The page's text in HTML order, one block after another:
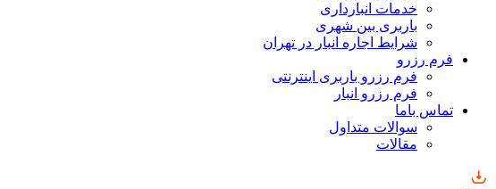
خدمات انبارداری
باربری بین شهری
شرایط اجاره انبار در تهران
فرم رزرو
فرم رزرو باربری اینترنتی
فرم رزرو انبار
تماس باما
سوالات متداول
مقالات